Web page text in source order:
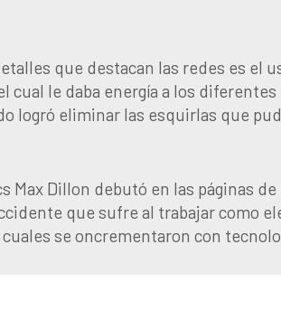
que destacan las redes es el
cual le daba energía a los
logró eliminar las esquirlas que
Max Dillon debutó en las páginas
que sufre al trabajar como
se oncrementaron con